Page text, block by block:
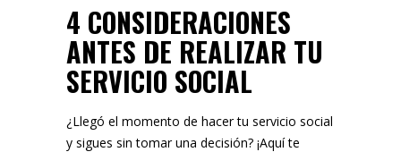
4 CONSIDERACIONES
ANTES DE REALIZAR TU
SERVICIO SOCIAL
¿Llegó el momento de hacer tu servicio social
y sigues sin tomar una decisión? ¡Aquí te